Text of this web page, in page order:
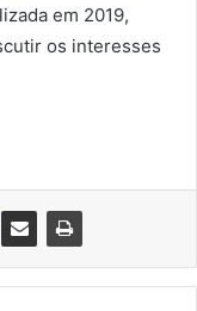
em 2019,
os interesses